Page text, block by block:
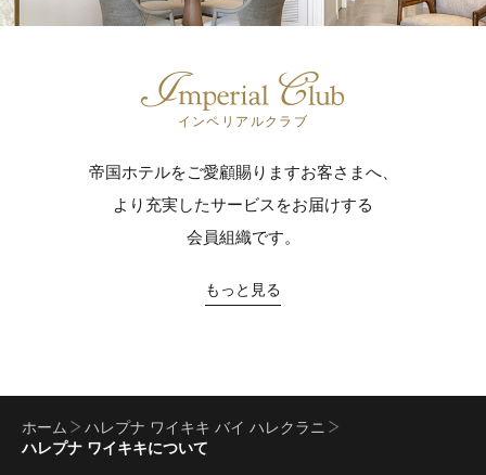
インペリアルクラブ
帝国ホテルをご愛顧賜りますお客さまへ、
より充実したサービスをお届けする
会員組織です。
もっと見る
ホーム
ハレプナ ワイキキ バイ ハレクラニ
ハレプナ ワイキキについて